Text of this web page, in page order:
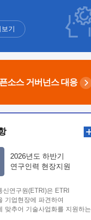
기
소스거버넌스 대응
2026년도 하반기
연구인력 현장지원
신연구원(ETRI)은 ETRI
기업현장에 파견하여
맞추어 기술사업화를 지원하는